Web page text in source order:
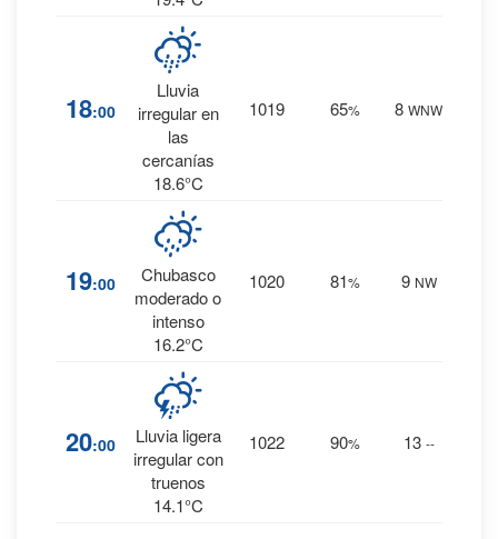
18:00
Lluvia
irregular en
las
cercanías
18.6°C
1019 65% 8 WNW
19:00
Chubasco
moderado o
intenso
16.2°C
1020 81% 9 NW
20:00
Lluvia ligera
irregular con
truenos
14.1°C
1022 90% 13 --